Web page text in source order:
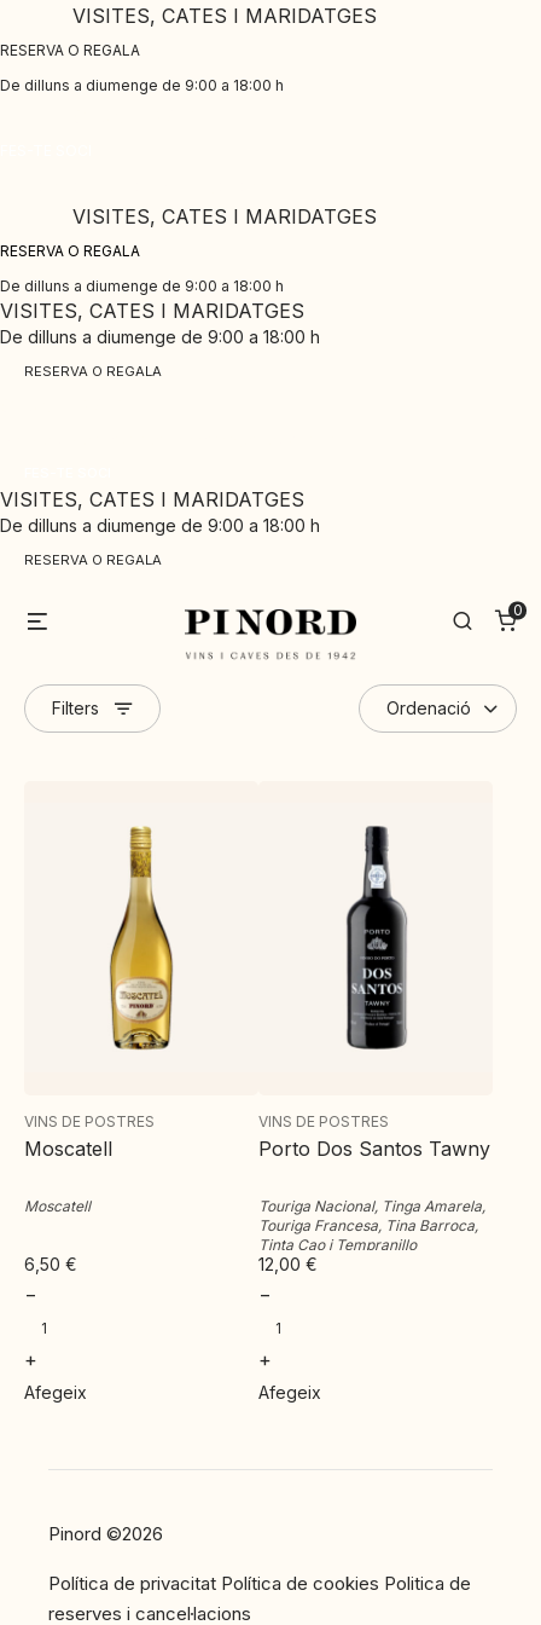
to
content
VISITES, CATES I MARIDATGES
RESERVA O REGALA
De dilluns a diumenge de 9:00 a 18:00 h
VISITES, CATES I MARIDATGES
RESERVA O REGALA
De dilluns a diumenge de 9:00 a 18:00 h
VISITES, CATES I MARIDATGES
De dilluns a diumenge de 9:00 a 18:00 h
RESERVA O REGALA
VISITES, CATES I MARIDATGES
De dilluns a diumenge de 9:00 a 18:00 h
RESERVA O REGALA
Search
0
Filters
VINS DE POSTRES
Moscatell
Moscatell
6,50 €
−
+
Afegeix
VINS DE POSTRES
Porto Dos Santos Tawny
Touriga Nacional, Tinga Amarela,
Touriga Francesa, Tina Barroca,
Tinta Cao i Tempranillo
12,00 €
−
+
Afegeix
Pinord ©2026
Política de privacitat Política de cookies Politica de
reserves i cancel·lacions